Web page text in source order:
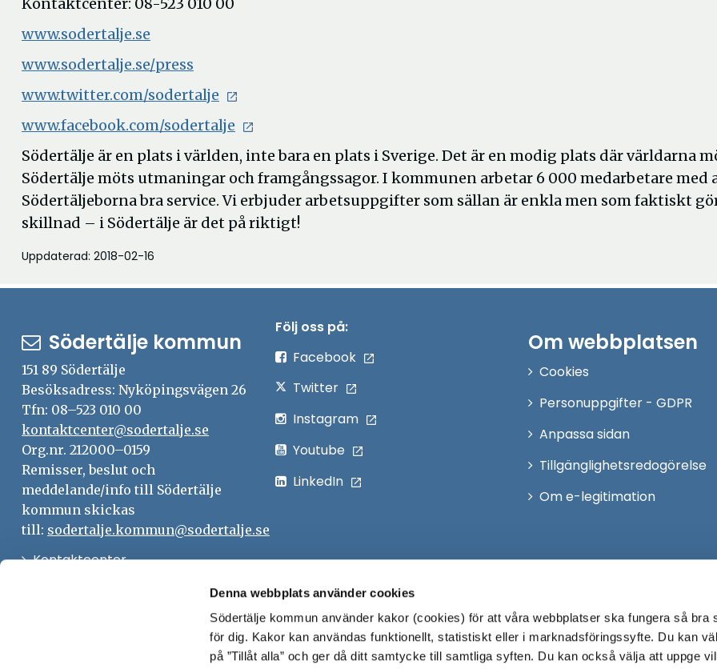
Denna webbplats använder cookies
Södertälje kommun använder kakor (cookies) för att våra webbplatser ska fungera så bra
för dig. Kakor kan användas funktionellt, statistiskt eller i marknadsföringssyfte. Du kan
på ”Tillåt alla” och ger då ditt samtycke till samtliga syften. Du kan också välja att uppge
www.sodertalje.se
www.sodertalje.se/press
www.twitter.com/sodertalje
www.facebook.com/sodertalje
Södertälje är en plats i världen, inte bara en plats i Sverige. Det är en modig plats där världarna
Södertälje möts utmaningar och framgångssagor. I kommunen arbetar 6 000 medarbetare med
Södertäljeborna bra service. Vi erbjuder arbetsuppgifter som sällan är enkla men som faktiskt
skillnad – i Södertälje är det på riktigt!
Uppdaterad: 2018-02-16
Södertälje kommun
151 89 Södertälje
Besöksadress: Nyköpingsvägen 26
Tfn: 08–523 010 00
kontaktcenter@sodertalje.se
Org.nr. 212000–0159
Remisser, beslut och
meddelande/info till Södertälje
kommun skickas
till: sodertalje.kommun@sodertalje.se
KontaktcenterÖppna
Följ oss på:
Facebook
Twitter
Instagram
Youtube
LinkedIn
Om webbplatsen
Cookies
Personuppgifter - GDPR
Anpassa sidan
Tillgänglighetsredogörelse
Om e-legitimation